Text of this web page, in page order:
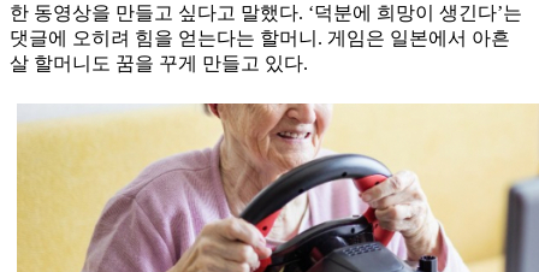
한 동영상을 만들고 싶다고 말했다. ‘덕분에 희망이 생긴다’는
댓글에 오히려 힘을 얻는다는 할머니. 게임은 일본에서 아흔
살 할머니도 꿈을 꾸게 만들고 있다.